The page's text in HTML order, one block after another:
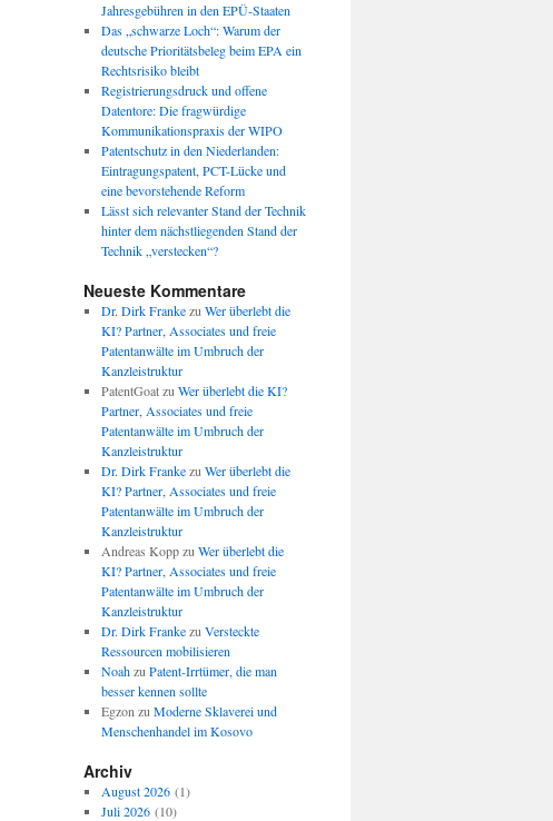
Jahresgebühren in den EPÜ-Staaten
Das „schwarze Loch“: Warum der
deutsche Prioritätsbeleg beim EPA ein
Rechtsrisiko bleibt
Registrierungsdruck und offene
Datentore: Die fragwürdige
Kommunikationspraxis der WIPO
Patentschutz in den Niederlanden:
Eintragungspatent, PCT-Lücke und
eine bevorstehende Reform
Lässt sich relevanter Stand der Technik
hinter dem nächstliegenden Stand der
Technik „verstecken“?
Neueste Kommentare
Dr. Dirk Frankezu Wer überlebt die
KI? Partner, Associates und freie
Patentanwälte im Umbruch der
Kanzleistruktur
PatentGoatzu Wer überlebt die KI?
Partner, Associates und freie
Patentanwälte im Umbruch der
Kanzleistruktur
Dr. Dirk Frankezu Wer überlebt die
KI? Partner, Associates und freie
Patentanwälte im Umbruch der
Kanzleistruktur
Andreas Koppzu Wer überlebt die
KI? Partner, Associates und freie
Patentanwälte im Umbruch der
Kanzleistruktur
Dr. Dirk Frankezu Versteckte
Ressourcen mobilisieren
Noahzu Patent-Irrtümer, die man
besser kennen sollte
Egzon zu Moderne Sklaverei und
Menschenhandel im Kosovo
Archiv
August 2026(1)
Juli 2026(10)